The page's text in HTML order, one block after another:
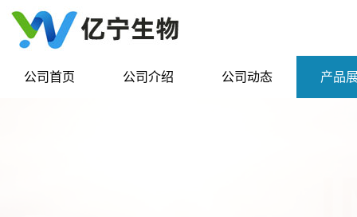
公司首页 公司介绍 公司动态 产品